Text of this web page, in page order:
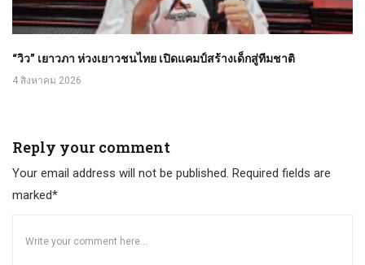
“วิว” เยาวภา ห่วงเยาวชนไทย เปิดแคมป์สร้างเด็กสู่ทีมชาติ
4 สิงหาคม 2026
Reply your comment
Your email address will not be published. Required fields are
marked*